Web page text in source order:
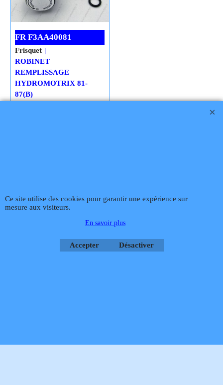
FR F3AA40081
Frisquet
ROBINET
REMPLISSAGE
HYDROMOTRIX 81-
87(B)
hébergé par Infomaniak Webmaster Jean-Paul GUY
Ce site utilise des cookies pour garantir une expérience sur
mesure aux visiteurs.
En savoir plus
Accepter Désactiver